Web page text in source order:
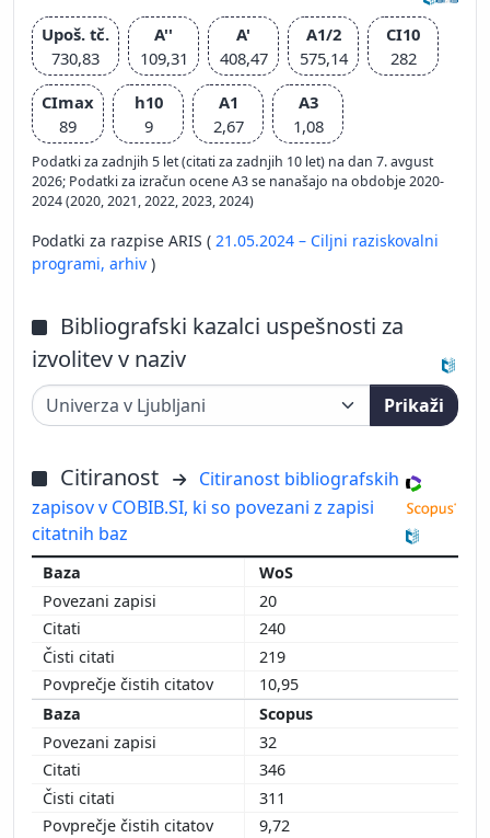
Upoš. tč.
730,83
A''
109,31
A'
408,47
A1/2
575,14
CI10
282
CImax
89
h10
9
A1
2,67
A3
1,08
Podatki za zadnjih 5 let (citati za zadnjih 10 let) na dan 7. avgust
2026; Podatki za izračun ocene A3 se nanašajo na obdobje 2020-
2024 (2020, 2021, 2022, 2023, 2024)
Podatki za razpise ARIS ( 21.05.2024 – Ciljni raziskovalni
programi, arhiv )
Bibliografski kazalci uspešnosti za
izvolitev v naziv
Prikaži
Citiranost
Citiranost bibliografskih
zapisov v COBIB.SI, ki so povezani z zapisi
citatnih baz
WoS
20
240
219
10,95
Scopus
32
346
311
9,72